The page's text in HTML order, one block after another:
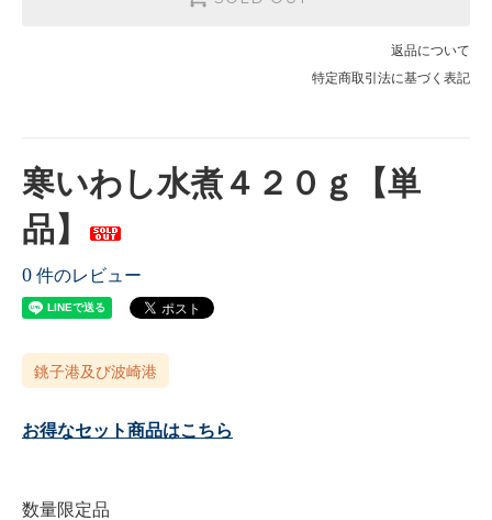
返品について
特定商取引法に基づく表記
寒いわし水煮４２０ｇ【単
品】
0 件のレビュー
銚子港及び波崎港
お得なセット商品はこちら
数量限定品